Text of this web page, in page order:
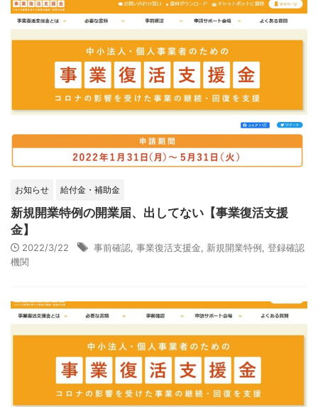
お知らせ 給付金・補助金
新規開業特例の開業届、出してない【事業復活支援
金】
2022/3/22 事前確認, 事業復活支援金, 新規開業特例, 登録確認
機関